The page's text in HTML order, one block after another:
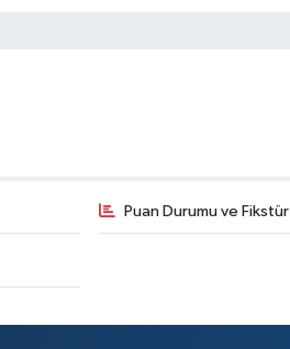
Puan Durumu ve Fikstür